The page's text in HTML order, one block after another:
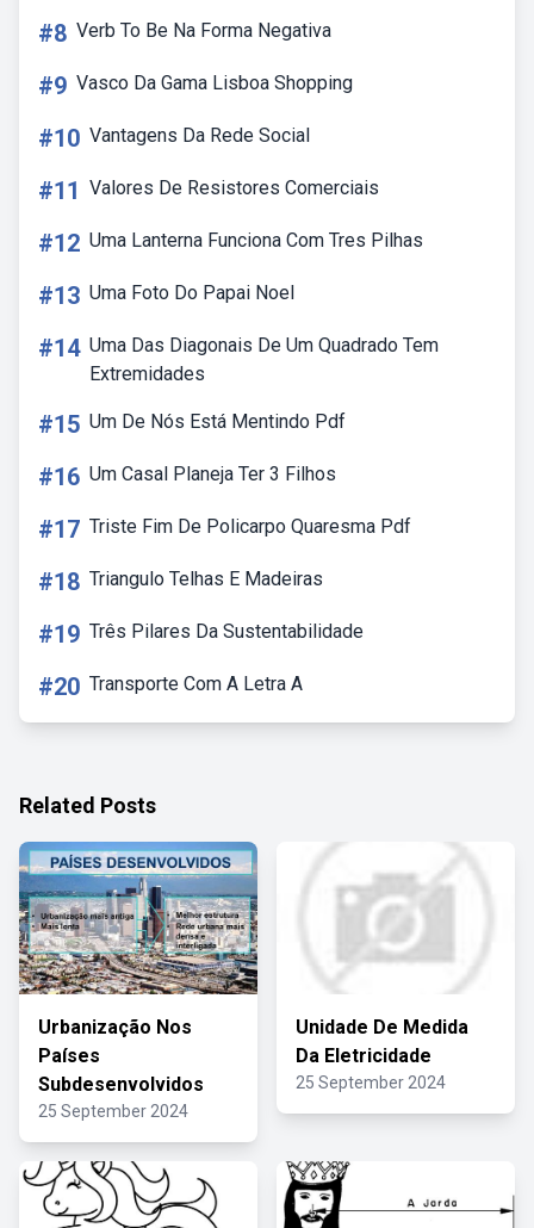
#8 Verb To Be Na Forma Negativa
#9 Vasco Da Gama Lisboa Shopping
#10 Vantagens Da Rede Social
#11 Valores De Resistores Comerciais
#12 Uma Lanterna Funciona Com Tres Pilhas
#13 Uma Foto Do Papai Noel
#14 Uma Das Diagonais De Um Quadrado Tem
Extremidades
#15 Um De Nós Está Mentindo Pdf
#16 Um Casal Planeja Ter 3 Filhos
#17 Triste Fim De Policarpo Quaresma Pdf
#18 Triangulo Telhas E Madeiras
#19 Três Pilares Da Sustentabilidade
#20 Transporte Com A Letra A
Related Posts
Urbanização Nos
Países
Subdesenvolvidos
25 September 2024
Unidade De Medida
Da Eletricidade
25 September 2024